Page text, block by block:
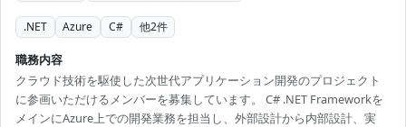
.NET Azure C# 他2件
職務内容
クラウド技術を駆使した次世代アプリケーション開発のプロジェクト
に参画いただけるメンバーを募集しています。 C# .NET Frameworkを
メインにAzure上での開発業務を担当し、外部設計から内部設計、実